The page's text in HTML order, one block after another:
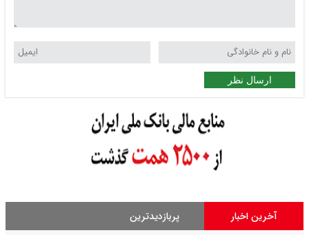
ارسال نظر
آخرین اخبار پربازدیدترین